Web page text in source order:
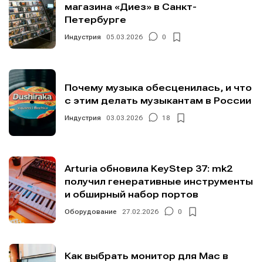
магазина «Диез» в Санкт-
Петербурге
Индустрия 05.03.2026 0
Почему музыка обесценилась, и что
с этим делать музыкантам в России
Индустрия 03.03.2026 18
Arturia обновила KeyStep 37: mk2
получил генеративные инструменты
и обширный набор портов
Оборудование 27.02.2026 0
Как выбрать монитор для Mac в